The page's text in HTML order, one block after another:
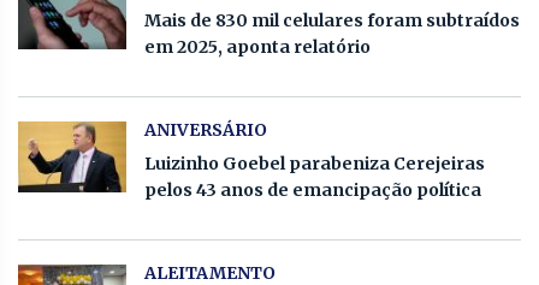
Mais de 830 mil celulares foram subtraídos
em 2025, aponta relatório
ANIVERSÁRIO
Luizinho Goebel parabeniza Cerejeiras
pelos 43 anos de emancipação política
ALEITAMENTO